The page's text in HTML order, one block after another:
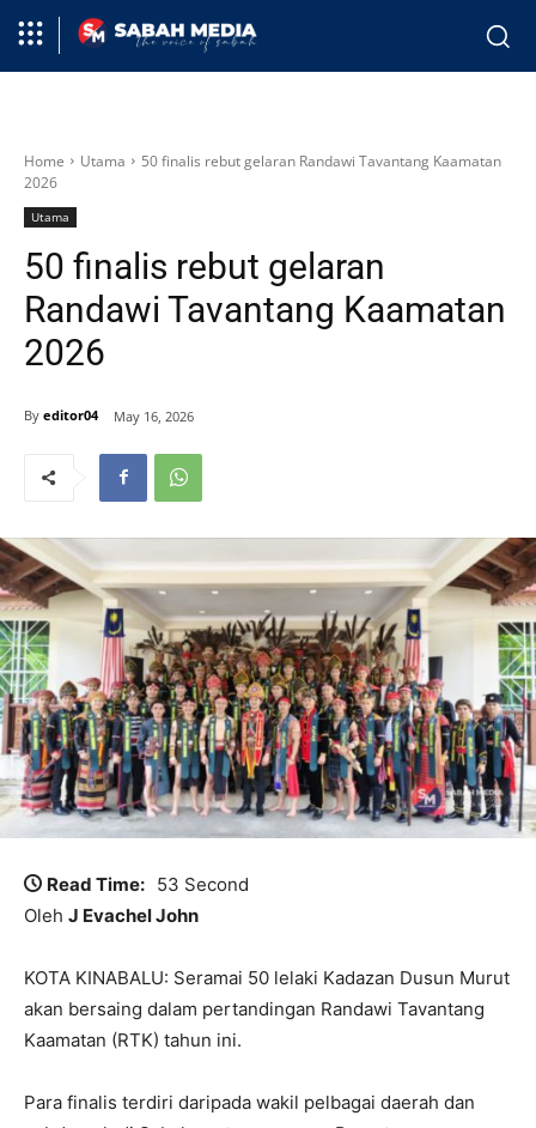
Home Utama
50 finalis rebut gelaran Randawi Tavantang Kaamatan
2026
Utama
50 finalis rebut gelaran
Randawi Tavantang Kaamatan
2026
By editor04 May 16, 2026
Read Time: 53 Second
Oleh J Evachel John
KOTA KINABALU: Seramai 50 lelaki Kadazan Dusun Murut
akan bersaing dalam pertandingan Randawi Tavantang
Kaamatan (RTK) tahun ini.
Para finalis terdiri daripada wakil pelbagai daerah dan